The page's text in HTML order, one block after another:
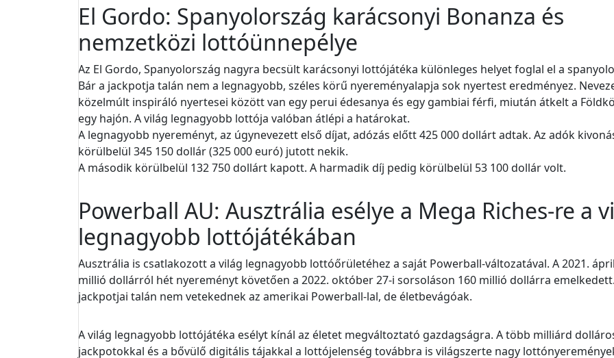
El Gordo: Spanyolország karácsonyi Bonanza és
nemzetközi lottóünnepélye
Az El Gordo, Spanyolország nagyra becsült karácsonyi lottójátéka különleges helyet foglal el a
Bár a jackpotja talán nem a legnagyobb, széles körű nyereményalapja sok nyertest eredményez.
közelmúlt inspiráló nyertesei között van egy perui édesanya és egy gambiai férfi, miután átkelt a
egy hajón. A világ legnagyobb lottója valóban átlépi a határokat.
A legnagyobb nyereményt, az úgynevezett első díjat, adózás előtt 425 000 dollárt adtak. Az adók
körülbelül 345 150 dollár (325 000 euró) jutott nekik.
A második körülbelül 132 750 dollárt kapott. A harmadik díj pedig körülbelül 53 100 dollár volt.
Powerball AU: Ausztrália esélye a Mega Riches-re a
legnagyobb lottójátékában
Ausztrália is csatlakozott a világ legnagyobb lottóőrületéhez a saját Powerball-változatával. A 2021.
millió dollárról hét nyereményt követően a 2022. október 27-i sorsoláson 160 millió dollárra
jackpotjai talán nem vetekednek az amerikai Powerball-lal, de életbevágóak.
A világ legnagyobb lottójátéka esélyt kínál az életet megváltoztató gazdagságra. A több milliárd
jackpotokkal és a bővülő digitális tájakkal a lottójelenség továbbra is világszerte nagy